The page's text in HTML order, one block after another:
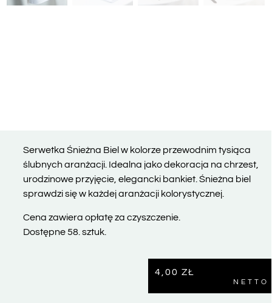
Serwetka Śnieżna Biel w kolorze przewodnim tysiąca
ślubnych aranżacji. Idealna jako dekoracja na chrzest,
urodzinowe przyjęcie, elegancki bankiet. Śnieżna biel
sprawdzi się w każdej aranżacji kolorystycznej.
Cena zawiera opłatę za czyszczenie.
Dostępne 58. sztuk.
4,00 ZŁ
NETTO